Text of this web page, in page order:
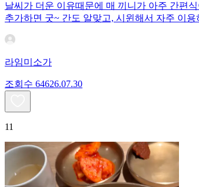
날씨가 더운 이유때문에 매 끼니가 아주 간편
추가하면 굿~ 간도 알맞고, 시윈해서 자주 이
라임미소가
조회수 64626.07.30
11